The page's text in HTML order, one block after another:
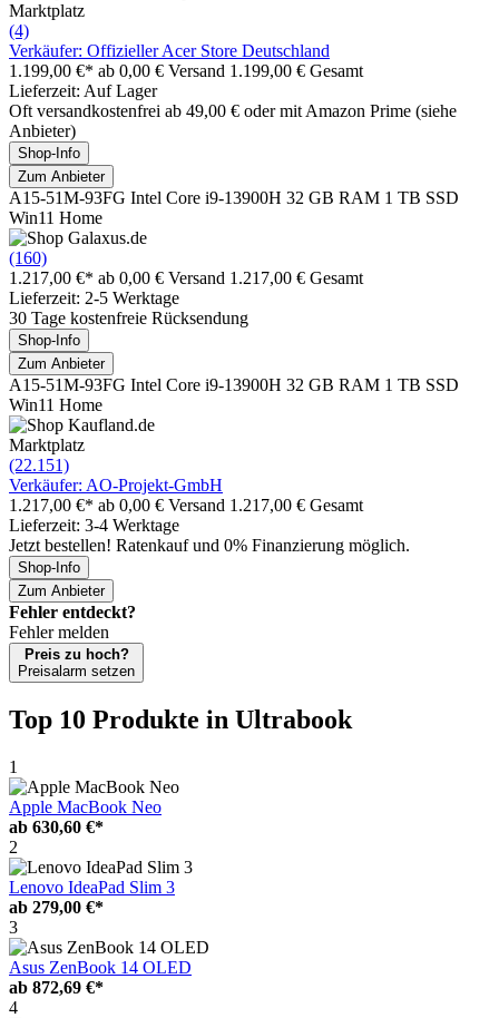
Marktplatz
(4)
Verkäufer: Offizieller Acer Store Deutschland
1.199,00 €* ab 0,00 € Versand 1.199,00 € Gesamt
Lieferzeit: Auf Lager
Oft versandkostenfrei ab 49,00 € oder mit Amazon Prime (siehe
Anbieter)
Shop-Info
Zum Anbieter
A15-51M-93FG Intel Core i9-13900H 32 GB RAM 1 TB SSD
Win11 Home
(160)
1.217,00 €* ab 0,00 € Versand 1.217,00 € Gesamt
Lieferzeit: 2-5 Werktage
30 Tage kostenfreie Rücksendung
Shop-Info
Zum Anbieter
A15-51M-93FG Intel Core i9-13900H 32 GB RAM 1 TB SSD
Win11 Home
Marktplatz
(22.151)
Verkäufer: AO-Projekt-GmbH
1.217,00 €* ab 0,00 € Versand 1.217,00 € Gesamt
Lieferzeit: 3-4 Werktage
Jetzt bestellen! Ratenkauf und 0% Finanzierung möglich.
Shop-Info
Zum Anbieter
Fehler entdeckt?
Fehler melden
Preis zu hoch?
Preisalarm setzen
Top 10 Produkte in Ultrabook
1
Apple MacBook Neo
ab 630,60 €*
2
Lenovo IdeaPad Slim 3
ab 279,00 €*
3
Asus ZenBook 14 OLED
ab 872,69 €*
4